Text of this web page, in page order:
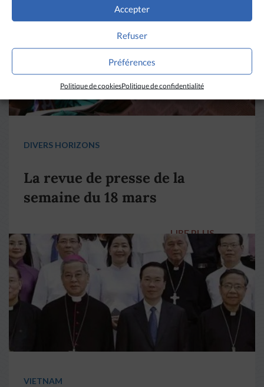
Accepter
Refuser
Préférences
Politique de cookiesPolitique de confidentialité
DIVERS HORIZONS
La revue de presse de la
semaine du 18 mars
LIRE PLUS →
VIETNAM